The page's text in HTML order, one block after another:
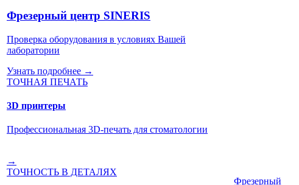
Фрезерный центр SINERIS
Проверка оборудования в условиях Вашей
лаборатории
Узнать подробнее →
ТОЧНАЯ ПЕЧАТЬ
3D принтеры
Профессиональная 3D-печать для стоматологии
→
ТОЧНОСТЬ В ДЕТАЛЯХ
Фрезерный